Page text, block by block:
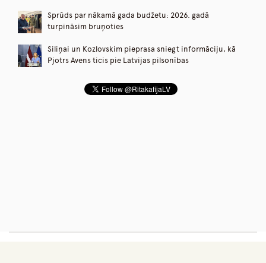
Sprūds par nākamā gada budžetu: 2026. gadā
turpināsim bruņoties
Siliņai un Kozlovskim pieprasa sniegt informāciju, kā
Pjotrs Avens ticis pie Latvijas pilsonības